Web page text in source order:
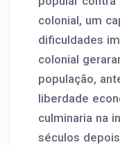
colonial, um
dificuldades
colonial
população,
liberdade
culminaria na
séculos